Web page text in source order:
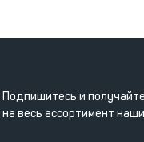
Подпишитесь и
на весь ассортимент